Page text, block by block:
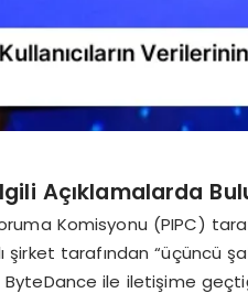
Açıklamalarda
Komisyonu (PIPC)
tarafından “üçüncü
ile iletişime